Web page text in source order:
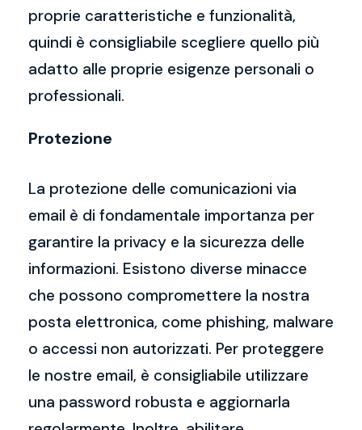
proprie caratteristiche e funzionalità,
quindi è consigliabile scegliere quello più
adatto alle proprie esigenze personali o
professionali.
Protezione
La protezione delle comunicazioni via
email è di fondamentale importanza per
garantire la privacy e la sicurezza delle
informazioni. Esistono diverse minacce
che possono compromettere la nostra
posta elettronica, come phishing, malware
o accessi non autorizzati. Per proteggere
le nostre email, è consigliabile utilizzare
una password robusta e aggiornarla